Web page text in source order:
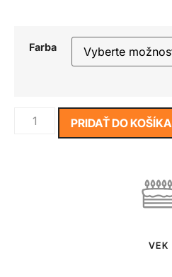
Farba
PRIDAŤ DO KOŠÍKA
VEK